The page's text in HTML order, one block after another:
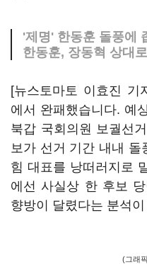
'제명' 한동훈 돌풍에
한동훈, 장동혁 상대
[뉴스토마토 이효진 기
에서 완패했습니다. 예
북갑 국회의원 보궐선
보가 선거 기간 내내 돌
힘 대표를 낭떠러지로
에선 사실상 한 후보
향방이 달렸다는 분석
(그래